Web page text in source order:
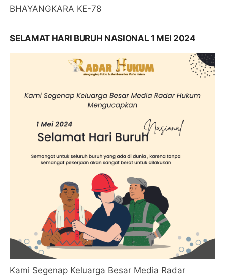
BHAYANGKARA KE-78
SELAMAT HARI BURUH NASIONAL 1 MEI 2024
Kami Segenap Keluarga Besar Media Radar